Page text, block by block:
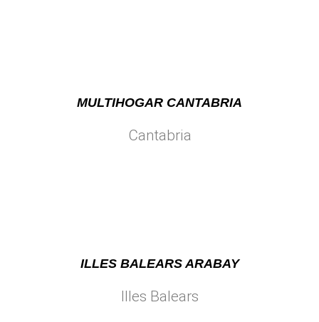
MULTIHOGAR CANTABRIA
Cantabria
ILLES BALEARS ARABAY
Illes Balears